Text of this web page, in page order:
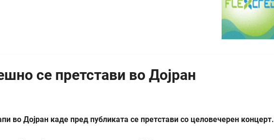
се претстави во Дојран
во Дојран каде пред публиката се претстави со целовечерен концерт.